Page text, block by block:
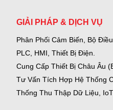
GIẢI PHÁP & DỊCH VỤ
Phân Phối Cảm Biến, Bộ
PLC, HMI, Thiết Bị Điện.
Cung Cấp Thiết Bị Châu Âu
Tư Vấn Tích Hợp Hệ Thống
Thống Thu Thập Dữ Liệu,